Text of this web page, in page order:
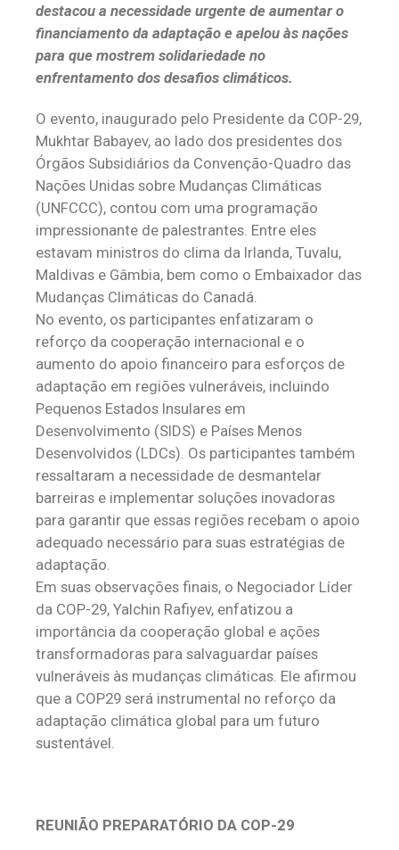
destacou a necessidade urgente de aumentar o
financiamento da adaptação e apelou às nações
para que mostrem solidariedade no
enfrentamento dos desafios climáticos.
O evento, inaugurado pelo Presidente da COP-29,
Mukhtar Babayev, ao lado dos presidentes dos
Órgãos Subsidiários da Convenção-Quadro das
Nações Unidas sobre Mudanças Climáticas
(UNFCCC), contou com uma programação
impressionante de palestrantes. Entre eles
estavam ministros do clima da Irlanda, Tuvalu,
Maldivas e Gâmbia, bem como o Embaixador das
Mudanças Climáticas do Canadá.
No evento, os participantes enfatizaram o
reforço da cooperação internacional e o
aumento do apoio financeiro para esforços de
adaptação em regiões vulneráveis, incluindo
Pequenos Estados Insulares em
Desenvolvimento (SIDS) e Países Menos
Desenvolvidos (LDCs). Os participantes também
ressaltaram a necessidade de desmantelar
barreiras e implementar soluções inovadoras
para garantir que essas regiões recebam o apoio
adequado necessário para suas estratégias de
adaptação.
Em suas observações finais, o Negociador Líder
da COP-29, Yalchin Rafiyev, enfatizou a
importância da cooperação global e ações
transformadoras para salvaguardar países
vulneráveis ​​às mudanças climáticas. Ele afirmou
que a COP29 será instrumental no reforço da
adaptação climática global para um futuro
sustentável.
REUNIÃO PREPARATÓRIO DA COP-29